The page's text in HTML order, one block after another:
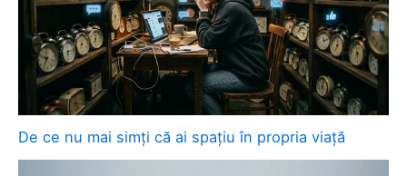
De ce nu mai simți că ai spațiu în propria viață